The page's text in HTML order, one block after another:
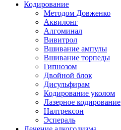
Кодирование
Методом Довженко
Аквилонг
Алгоминал
Вивитрол
Вшивание ампулы
Вшивание торпеды
Гипнозом
Двойной блок
Дисульфирам
Кодирование уколом
Лазерное кодирование
Налтрексон
Эспераль